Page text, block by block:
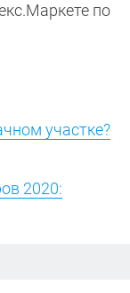
по
участке?
2020: